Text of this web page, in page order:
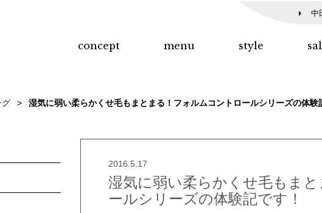
concept menu style
中
グ 湿気に弱い柔らかくせ毛もまとまる！フォルムコントロールシリーズの体験
2016.5.17
湿気に弱い柔らかくせ毛もま
ールシリーズの体験記です！